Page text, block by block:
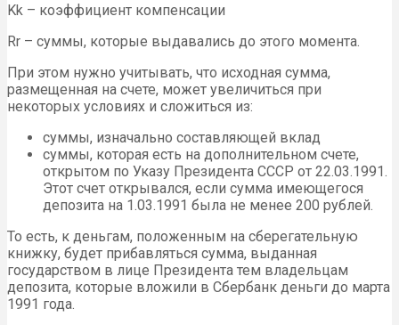
Kk – коэффициент компенсации
Rr – суммы, которые выдавались до этого момента.
При этом нужно учитывать, что исходная сумма,
размещенная на счете, может увеличиться при
некоторых условиях и сложиться из:
суммы, изначально составляющей вклад
суммы, которая есть на дополнительном счете,
открытом по Указу Президента СССР от 22.03.1991.
Этот счет открывался, если сумма имеющегося
депозита на 1.03.1991 была не менее 200 рублей.
То есть, к деньгам, положенным на сберегательную
книжку, будет прибавляться сумма, выданная
государством в лице Президента тем владельцам
депозита, которые вложили в Сбербанк деньги до марта
1991 года.